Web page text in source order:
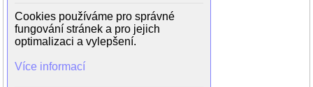
Stanislav Neumann (Josef)
Jan Pivec (Vaclav Roubal)
Eva Prchlíková (žačka)
Anna Pírková (služka)
Cookies používáme pro správné
fungování stránek a pro jejich
optimalizaci a vylepšení.
Více informací